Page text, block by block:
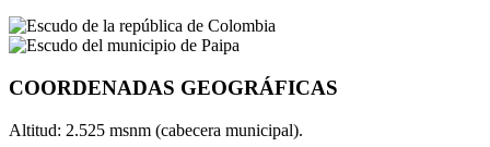
COORDENADAS GEOGRÁFICAS
Altitud: 2.525 msnm (cabecera municipal).